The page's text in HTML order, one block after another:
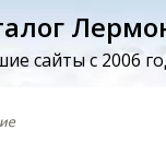
сайты с 2006